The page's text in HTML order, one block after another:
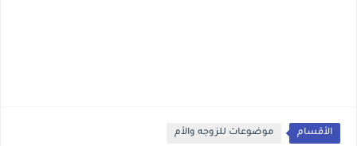
الأقسام موضوعات للزوجه والأم